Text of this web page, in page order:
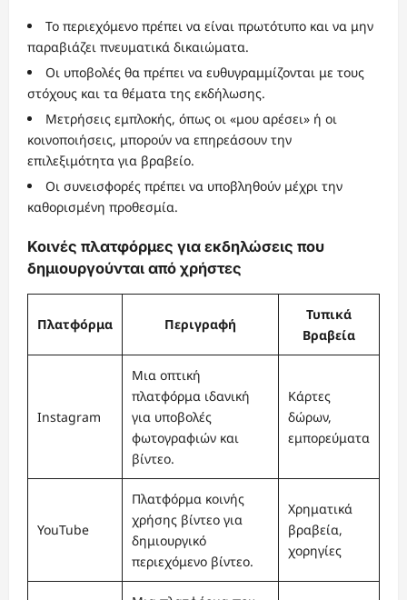
Το περιεχόμενο πρέπει να είναι πρωτότυπο και να μην
παραβιάζει πνευματικά δικαιώματα.
Οι υποβολές θα πρέπει να ευθυγραμμίζονται με τους
στόχους και τα θέματα της εκδήλωσης.
Μετρήσεις εμπλοκής, όπως οι «μου αρέσει» ή οι
κοινοποιήσεις, μπορούν να επηρεάσουν την
επιλεξιμότητα για βραβείο.
Οι συνεισφορές πρέπει να υποβληθούν μέχρι την
καθορισμένη προθεσμία.
Κοινές πλατφόρμες για εκδηλώσεις που
δημιουργούνται από χρήστες
Πλατφόρμα Περιγραφή
Τυπικά
Βραβεία
Instagram
Μια οπτική
πλατφόρμα ιδανική
για υποβολές
φωτογραφιών και
βίντεο.
Κάρτες
δώρων,
εμπορεύματα
YouTube
Πλατφόρμα κοινής
χρήσης βίντεο για
δημιουργικό
περιεχόμενο βίντεο.
Χρηματικά
βραβεία,
χορηγίες